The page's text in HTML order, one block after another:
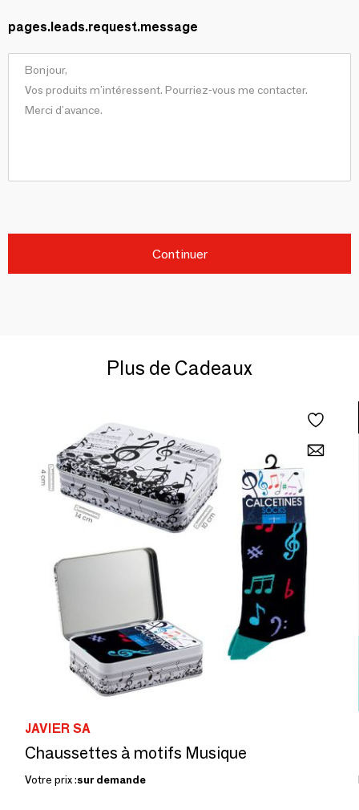
pages.leads.request.message
Continuer
Plus de Cadeaux
JAVIER SA
Chaussettes à motifs Musique
Votre prix :sur demande